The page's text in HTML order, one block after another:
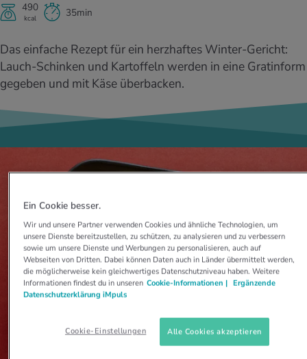
& Intoleranzen
BMI berechnen
Personal Health Coaching
Kalorienverbrauch berechnen
Personal Health Coaching
Glücklich sein
Personal Health Coaching
Wissen
Mund- & Zahnpflege
Personal Health Coaching
THEMEN IM BEREICH SERVICES
Tools, Test & Quizze
490
kcal 35min
Das einfache Rezept für ein herzhaftes Winter-Gericht:
Lauch-Schinken und Kartoffeln werden in eine Gratinform
gegeben und mit Käse überbacken.
Ein Cookie besser.
Wir und unsere Partner verwenden Cookies und ähnliche Technologien, um
unsere Dienste bereitzustellen, zu schützen, zu analysieren und zu verbessern
sowie um unsere Dienste und Werbungen zu personalisieren, auch auf
Webseiten von Dritten. Dabei können Daten auch in Länder übermittelt werden,
die möglicherweise kein gleichwertiges Datenschutzniveau haben. Weitere
Informationen findest du in unseren Cookie-Informationen | Ergänzende
Datenschutzerklärung iMpuls
Cookie-Einstellungen Alle Cookies akzeptieren